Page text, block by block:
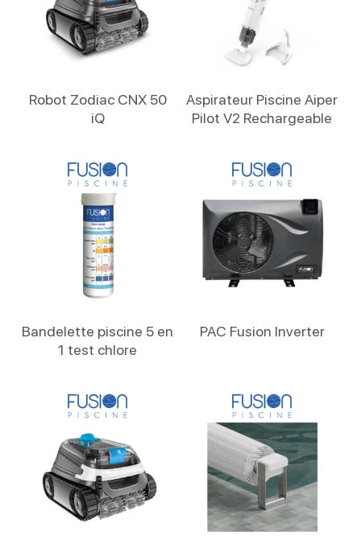
Robot Zodiac CNX 50
iQ
Aspirateur Piscine Aiper
Pilot V2 Rechargeable
Bandelette piscine 5 en
1 test chlore
PAC Fusion Inverter